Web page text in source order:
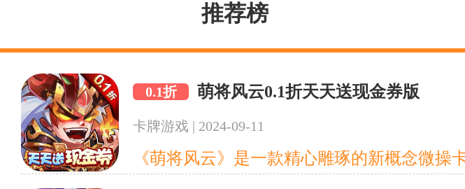
推荐榜
0.1折 萌将风云0.1折天天送现金券版
卡牌游戏 | 2024-09-11